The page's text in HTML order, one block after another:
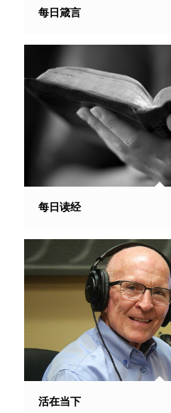
每日箴言
每日读经
活在当下